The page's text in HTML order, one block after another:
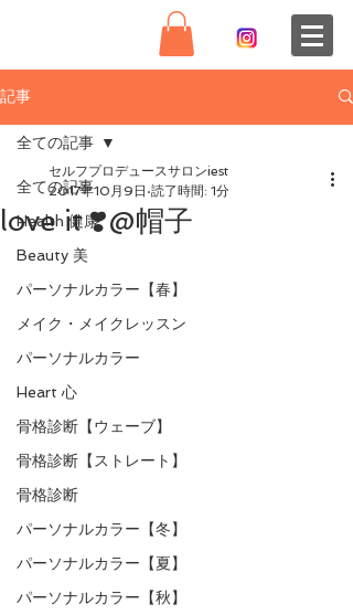
記事
全ての記事
Health 健康
Beauty 美
パーソナルカラー【春】
メイク・メイクレッスン
パーソナルカラー
Heart 心
骨格診断【ウェーブ】
骨格診断【ストレート】
骨格診断
パーソナルカラー【冬】
パーソナルカラー【夏】
パーソナルカラー【秋】
全ての記事
love it ❣️@帽子
セルフプロデュースサロンiest
2017年10月9日 読了時間: 1分